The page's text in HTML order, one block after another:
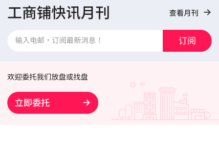
工商铺快讯月刊 查看月刊
订阅
欢迎委托我们放盘或找盘
立即委托